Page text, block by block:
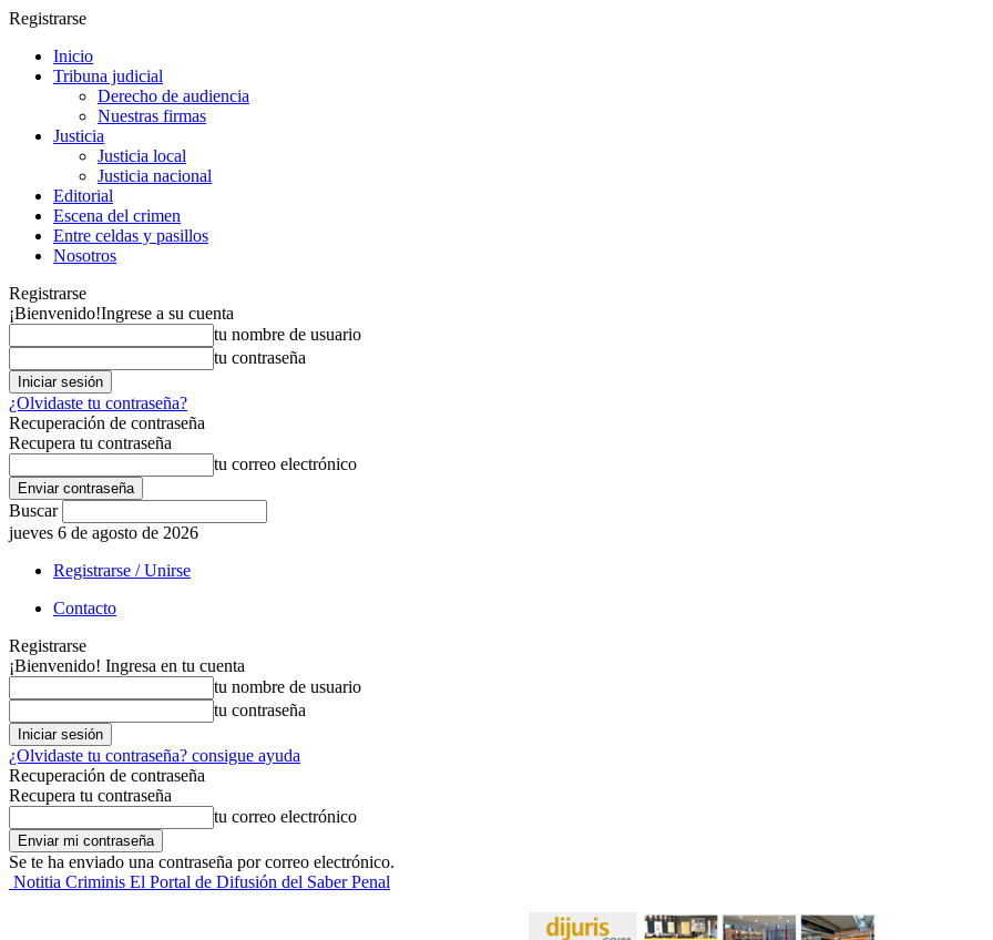
Registrarse
Inicio
Tribuna judicial
Derecho de audiencia
Nuestras firmas
Justicia
Justicia local
Justicia nacional
Editorial
Escena del crimen
Entre celdas y pasillos
Nosotros
Registrarse
¡Bienvenido!Ingrese a su cuenta
tu nombre de usuario
tu contraseña
¿Olvidaste tu contraseña?
Recuperación de contraseña
Recupera tu contraseña
tu correo electrónico
Buscar
jueves 6 de agosto de 2026
Registrarse / Unirse
Contacto
Registrarse
¡Bienvenido! Ingresa en tu cuenta
tu nombre de usuario
tu contraseña
¿Olvidaste tu contraseña? consigue ayuda
Recuperación de contraseña
Recupera tu contraseña
tu correo electrónico
Se te ha enviado una contraseña por correo electrónico.
Notitia Criminis El Portal de Difusión del Saber Penal